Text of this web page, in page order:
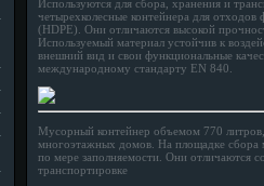
Используются для сбора, хранения и
четырехколесные контейнера для
(HDPE). Они отличаются высокой
Используемый материал устойчив к
внешний вид и свои функциональные
международному стандарту EN 840.
Мусорный контейнер объемом 770
многоэтажных домов. На площадке сбора
по мере заполняемости. Они отличаются
транспортировке